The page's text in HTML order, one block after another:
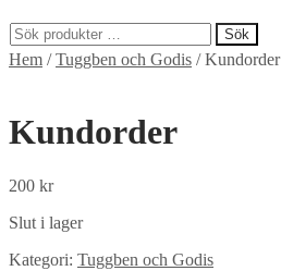
Sök
efter:
Sök
Hem /Tuggben och Godis /Kundorder
Kundorder
200 kr
Slut i lager
Kategori: Tuggben och Godis